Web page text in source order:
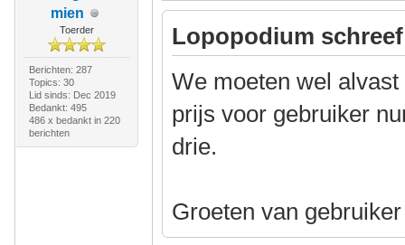
mien
Toerder
Berichten: 287
Topics: 30
Lid sinds: Dec 2019
Bedankt: 495
486 x bedankt in 220
berichten
Lopopodium
We moeten wel
prijs voor gebruiker
drie.
Groeten van